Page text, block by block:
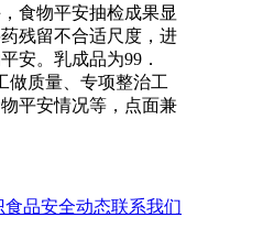
食物平安抽检成果显
残留不合适尺度，进
安。乳成品为99．
做质量、专项整治工
平安情况等，点面兼
食品安全动态联系我们